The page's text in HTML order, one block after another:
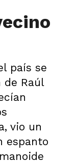
país se
de Raúl
vio un
espanto